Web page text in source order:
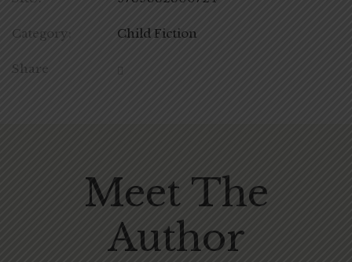
Category: Child Fiction
Share
Meet The
Author